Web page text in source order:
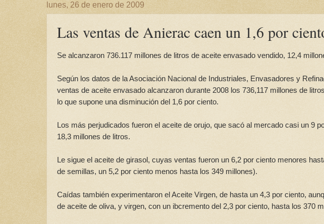
lunes, 26 de enero de 2009
Las ventas de Anierac caen un 1,6 por
Se alcanzaron 736.117 millones de litros de aceite envasado vendido, 12,4
Según los datos de la Asociación Nacional de Industriales, Envasadores y
ventas de aceite envasado alcanzaron durante 2008 los 736,117 millones de
lo que supone una disminución del 1,6 por ciento.
Los más perjudicados fueron el aceite de orujo, que sacó al mercado casi un 9
18,3 millones de litros.
Le sigue el aceite de girasol, cuyas ventas fueron un 6,2 por ciento menores
de semillas, un 5,2 por ciento menos hasta los 349 millones).
Caídas también experimentaron el Aceite Virgen, de hasta un 4,3 por ciento,
de aceite de oliva, y virgen, con un ibcremento del 2,3 por ciento, hasta los 370